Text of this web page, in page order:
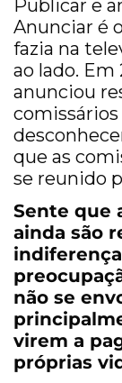
Publicar e
Anunciar é
fazia na
ao lado. Em
anunciou
que as
se reunido
Sente que
ainda são
não se
virem a
próprias